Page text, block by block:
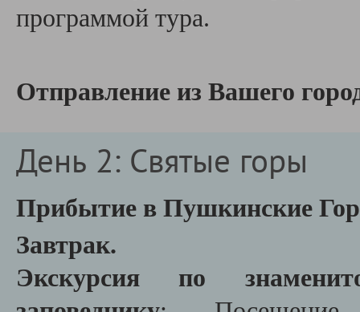
программой тура.
Отправление из Вашего
День 2: Святые горы
Прибытие в Пушкинские
Завтрак.
Экскурсия по